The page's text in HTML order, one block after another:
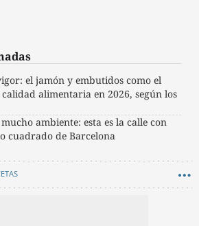
el jamón y embutidos como el
alimentaria en 2026, según los
ambiente: esta es la calle con
cuadrado de Barcelona